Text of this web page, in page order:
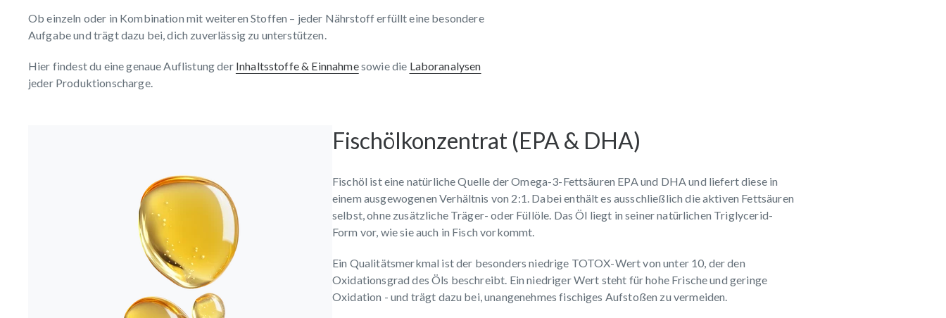
Ob einzeln oder in Kombination mit weiteren Stoffen – jeder Nährstoff erfüllt eine besondere
Aufgabe und trägt dazu bei, dich zuverlässig zu unterstützen.
Hier findest du eine genaue Auflistung der Inhaltsstoffe & Einnahmesowie die Laboranalysen
jeder Produktionscharge.
Fischölkonzentrat (EPA & DHA)
Fischöl ist eine natürliche Quelle der Omega-3-Fettsäuren EPA und DHA und liefert diese in
einem ausgewogenen Verhältnis von 2:1. Dabei enthält es ausschließlich die aktiven Fettsäuren
selbst, ohne zusätzliche Träger- oder Füllöle. Das Öl liegt in seiner natürlichen Triglycerid-
Form vor, wie sie auch in Fisch vorkommt.
Ein Qualitätsmerkmal ist der besonders niedrige TOTOX-Wert von unter 10, der den
Oxidationsgrad des Öls beschreibt. Ein niedriger Wert steht für hohe Frische und geringe
Oxidation - und trägt dazu bei, unangenehmes fischiges Aufstoßen zu vermeiden.